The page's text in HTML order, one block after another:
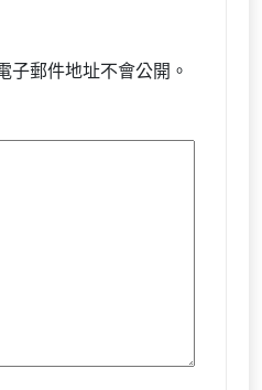
子郵件地址不會公開。